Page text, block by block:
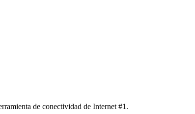
de conectividad de Internet #1.